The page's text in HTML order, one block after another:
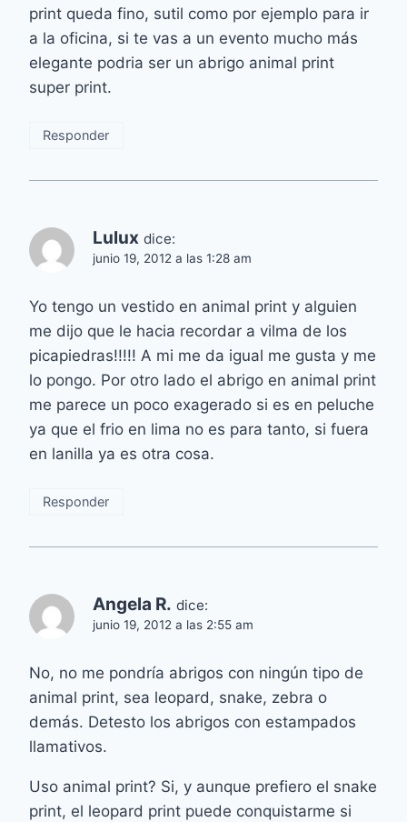
print queda fino, sutil como por ejemplo para ir
a la oficina, si te vas a un evento mucho más
elegante podria ser un abrigo animal print
super print.
Responder
Lulux dice:
junio 19, 2012 a las 1:28 am
Yo tengo un vestido en animal print y alguien
me dijo que le hacia recordar a vilma de los
picapiedras!!!!! A mi me da igual me gusta y me
lo pongo. Por otro lado el abrigo en animal print
me parece un poco exagerado si es en peluche
ya que el frio en lima no es para tanto, si fuera
en lanilla ya es otra cosa.
Responder
Angela R. dice:
junio 19, 2012 a las 2:55 am
No, no me pondría abrigos con ningún tipo de
animal print, sea leopard, snake, zebra o
demás. Detesto los abrigos con estampados
llamativos.
Uso animal print? Si, y aunque prefiero el snake
print, el leopard print puede conquistarme si